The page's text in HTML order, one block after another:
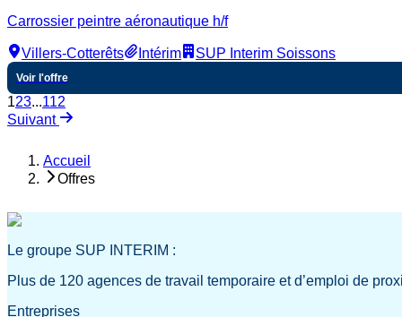
Carrossier peintre aéronautique h/f
Villers-Cotterêts Intérim SUP Interim Soissons
Voir l'offre
123...112
Suivant
Accueil
Offres
Le groupe SUP INTERIM :
Plus de 120 agences de travail temporaire et d’emploi de
Entreprises